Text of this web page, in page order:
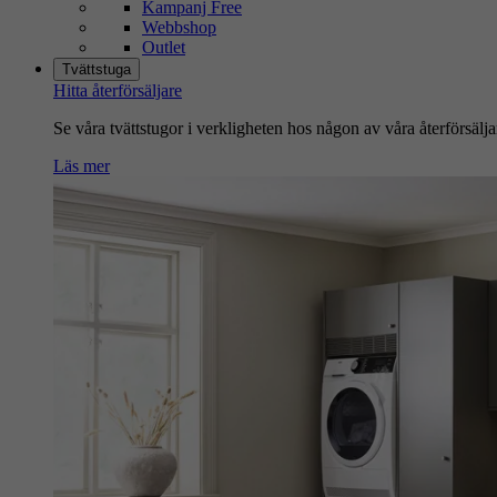
Kampanj Free
Webbshop
Outlet
Tvättstuga
Hitta återförsäljare
Se våra tvättstugor i verkligheten hos någon av våra
Läs mer